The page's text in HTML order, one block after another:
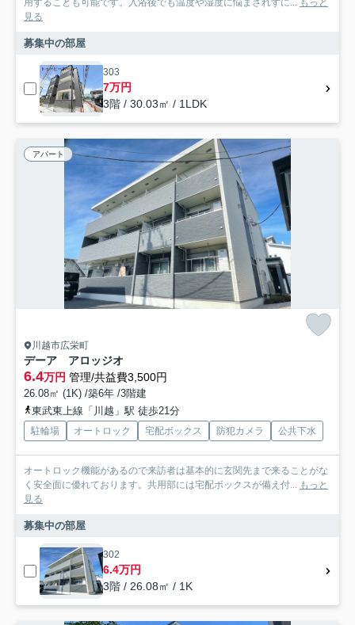
用することも可能です。入浴後でも温度や湿度に悩まされずに... もっと
見る
募集中の部屋
303
7万円
3階 / 30.03㎡ / 1LDK
アパート
川越市広栄町
デーア アロッジオ
6.4万円 管理/共益費3,500円
26.08㎡ (1K) /築6年 /3階建
東武東上線「川越」駅 徒歩21分
駐輪場 オートロック 宅配ボックス 防犯カメラ 公共下水
オートロック機能があるので来訪者は基本的に玄関先まで来ることがな
く安全面に優れております。共用部には宅配ボックスが備え付... もっと
見る
募集中の部屋
302
6.4万円
3階 / 26.08㎡ / 1K